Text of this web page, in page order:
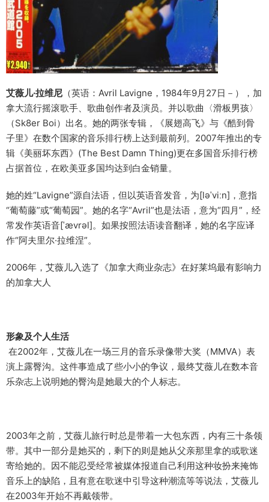
艾薇儿·拉维尼 （英语：Avril Lavigne，1984年9月27日－），加
拿大流行摇滚歌手、歌曲创作者及演员。并以歌曲〈滑板男孩〉
（Sk8er Boi）出名。她的两张专辑，《展翅高飞》与《酷到骨
子里》在数个国家的音乐排行榜上达到最前列。2007年推出的专
辑《美丽坏东西》(The Best Damn Thing)更在多国音乐排行榜
占据首位，在欧美亚多国均达到白金销量。
她的姓“Lavigne”源自法语，但以英语音发音，为[ləˈviːn]，意指
“葡萄藤”或“葡萄园”。她的名字“Avril”也是法语，意为“四月”，经
常发作英语音[ˈævrəl]。如果按照法语读音翻译，她的名字应译
作“阿夫里尔·拉维涅”。
2006年，艾薇儿入选了《加拿大商业杂志》在好莱坞最有影响力
的加拿大人
形象及个人生活
在2002年，艾薇儿在一场三月的音乐录像带大奖（MMVA）表
演上露臀沟。这件事造成了些小小的争议，最终艾薇儿在数本音
乐杂志上说明她的臀沟是她最大的个人标志。
2003年之前，艾薇儿旅行时总是带着一大包东西，内有三十条领
带。其中一部分是她买的，剩下的则是她从父亲那里拿的或歌迷
寄给她的。因不能忍受经常被媒体报道自己利用这种妆扮来掩饰
音乐上的缺陷，且有意在歌迷中引导这种潮流等等说法，艾薇儿
在2003年开始不再戴领带。